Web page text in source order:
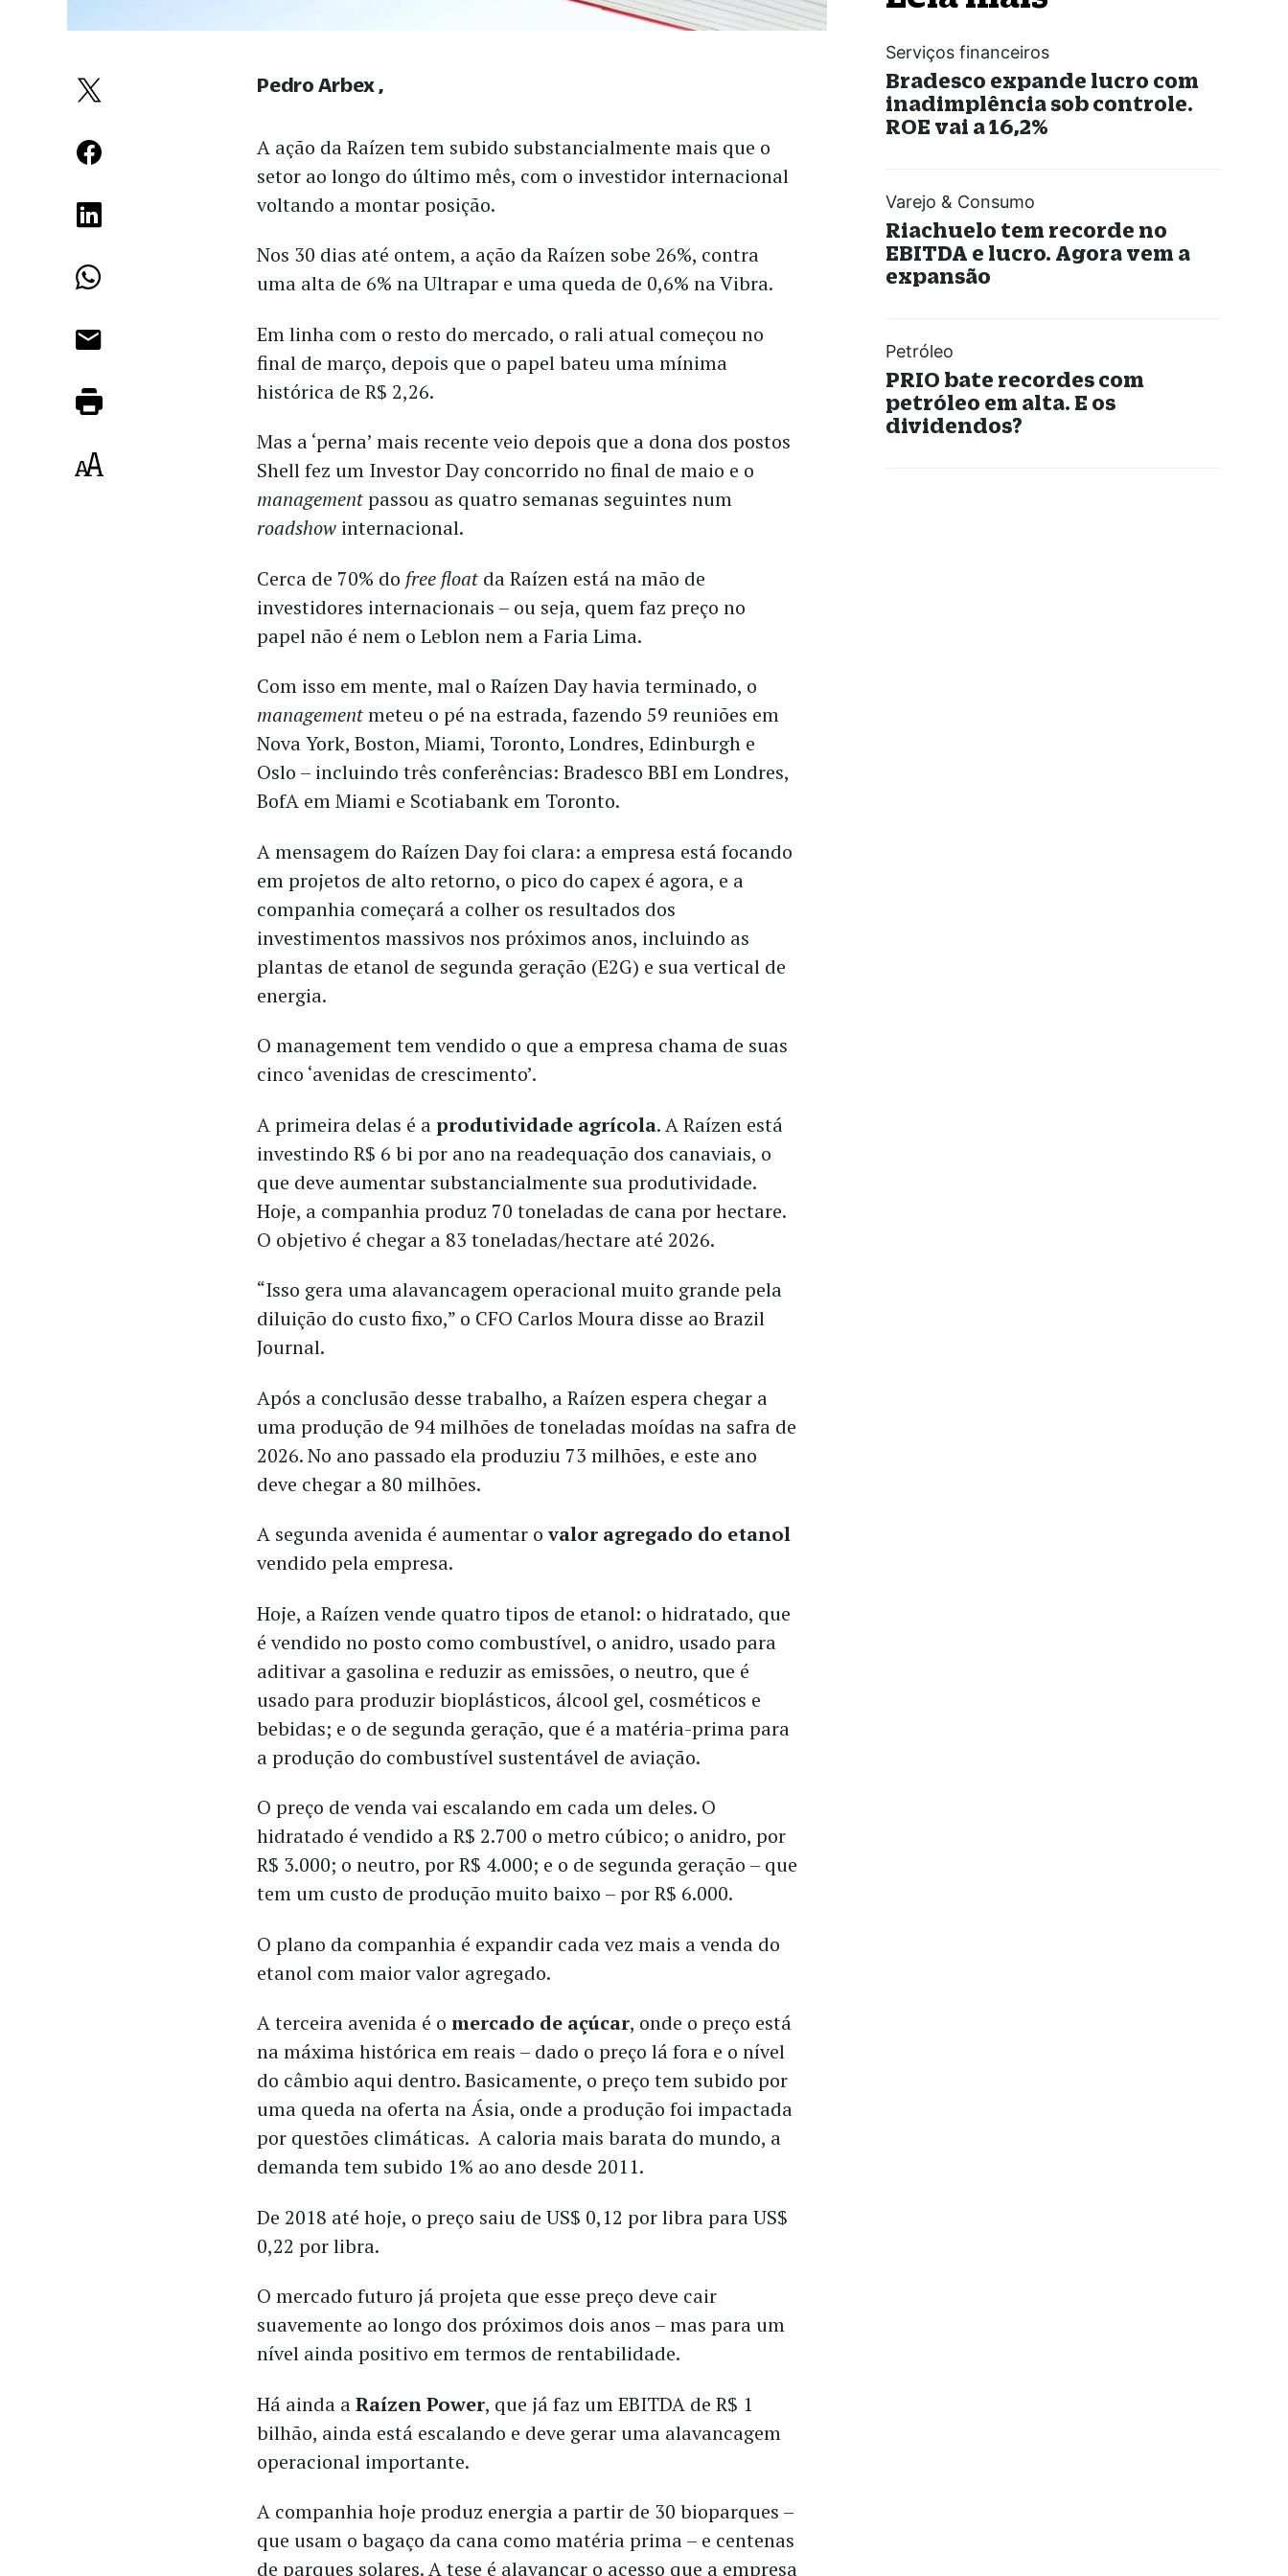
A ação da Raízen tem subido substancialmente mais que o
setor ao longo do último mês, com o investidor internacional
voltando a montar posição.
Nos 30 dias até ontem, a ação da Raízen sobe 26%, contra
uma alta de 6% na Ultrapar e uma queda de 0,6% na Vibra.
Em linha com o resto do mercado, o rali atual começou no
final de março, depois que o papel bateu uma mínima
histórica de R$ 2,26.
Mas a ‘perna’ mais recente veio depois que a dona dos postos
Shell fez um Investor Day concorrido no final de maio e o
managementpassou as quatro semanas seguintes num
roadshow internacional.
Cerca de 70% do free float da Raízen está na mão de
investidores internacionais – ou seja, quem faz preço no
papel não é nem o Leblon nem a Faria Lima.
Com isso em mente, mal o Raízen Day havia terminado, o
managementmeteu o pé na estrada, fazendo 59 reuniões em
Nova York, Boston, Miami, Toronto, Londres, Edinburgh e
Oslo – incluindo três conferências: Bradesco BBI em Londres,
BofA em Miami e Scotiabank em Toronto.
A mensagem do Raízen Day foi clara: a empresa está focando
em projetos de alto retorno, o pico do capex é agora, e a
companhia começará a colher os resultados dos
investimentos massivos nos próximos anos, incluindo as
plantas de etanol de segunda geração (E2G) e sua vertical de
energia.
O management tem vendido o que a empresa chama de suas
cinco ‘avenidas de crescimento’.
A primeira delas é aprodutividade agrícola. A Raízen está
investindo R$ 6 bi por ano na readequação dos canaviais, o
que deve aumentar substancialmente sua produtividade.
Hoje, a companhia produz 70 toneladas de cana por hectare.
O objetivo é chegar a 83 toneladas/hectare até 2026.
“Isso gera uma alavancagem operacional muito grande pela
diluição do custo fixo,” o CFO Carlos Moura disse ao Brazil
Journal.
Após a conclusão desse trabalho, a Raízen espera chegar a
uma produção de 94 milhões de toneladas moídas na safra de
2026. No ano passado ela produziu 73 milhões, e este ano
deve chegar a 80 milhões.
A segunda avenida é aumentar ovalor agregado do etanol
vendido pela empresa.
Hoje, a Raízen vende quatro tipos de etanol: o hidratado, que
é vendido no posto como combustível, o anidro, usado para
aditivar a gasolina e reduzir as emissões, o neutro, que é
usado para produzir bioplásticos, álcool gel, cosméticos e
bebidas; e o de segunda geração, que é a matéria-prima para
a produção do combustível sustentável de aviação.
O preço de venda vai escalando em cada um deles. O
hidratado é vendido a R$ 2.700 o metro cúbico; o anidro, por
R$ 3.000; o neutro, por R$ 4.000; e o de segunda geração – que
tem um custo de produção muito baixo – por R$ 6.000.
O plano da companhia é expandir cada vez mais a venda do
etanol com maior valor agregado.
A terceira avenida é omercado de açúcar, onde o preço está
na máxima histórica em reais – dado o preço lá fora e o nível
do câmbio aqui dentro. Basicamente, o preço tem subido por
uma queda na oferta na Ásia, onde a produção foi impactada
por questões climáticas. A caloria mais barata do mundo, a
demanda tem subido 1% ao ano desde 2011.
De 2018 até hoje, o preço saiu de US$ 0,12 por libra para US$
0,22 por libra.
O mercado futuro já projeta que esse preço deve cair
suavemente ao longo dos próximos dois anos – mas para um
nível ainda positivo em termos de rentabilidade.
Há ainda aRaízen Power, que já faz um EBITDA de R$ 1
bilhão, ainda está escalando e deve gerar uma alavancagem
operacional importante.
A companhia hoje produz energia a partir de 30 bioparques –
que usam o bagaço da cana como matéria prima – e centenas
de parques solares. A tese é alavancar o acesso que a empresa
Pedro Arbex
Serviços financeiros
Bradesco expande lucro com
inadimplência sob controle.
ROE vai a 16,2%
Varejo & Consumo
Riachuelo tem recorde no
EBITDA e lucro. Agora vem a
expansão
Petróleo
PRIO bate recordes com
petróleo em alta. E os
dividendos?